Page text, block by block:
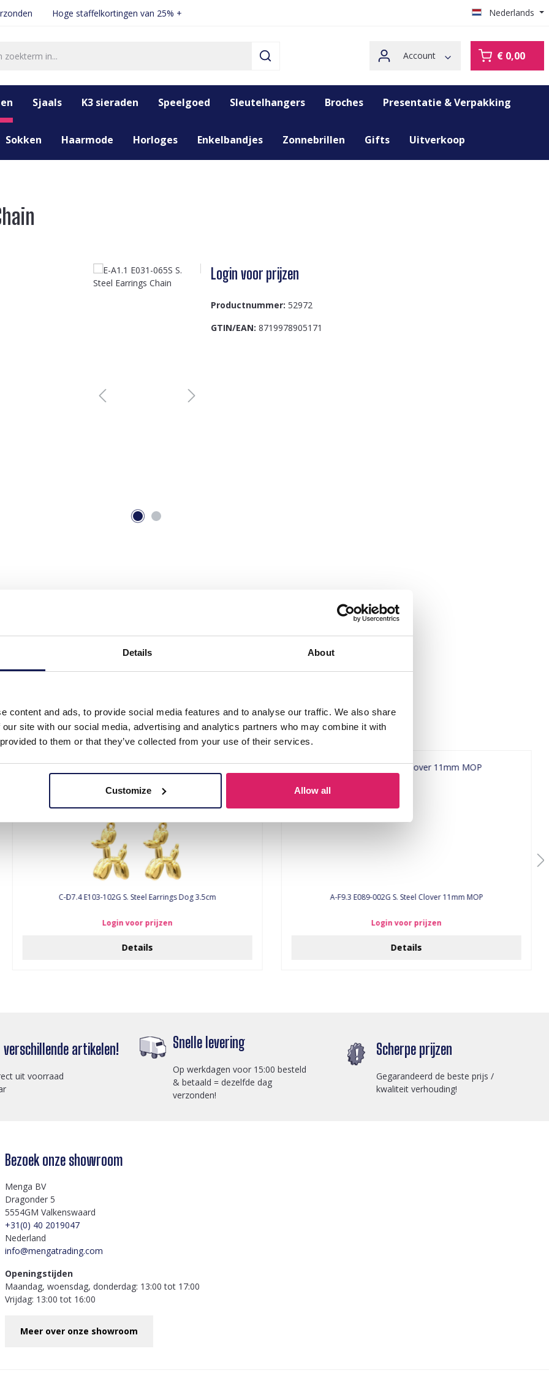
Details About
content and ads, to provide social media features and to analyse our traffic. We also share
site with our social media, advertising and analytics partners who may combine it with
to them or that they’ve collected from your use of their services.
Customize Allow all
Hoge staffelkortingen van 25% + Nederlands
Account € 0,00
Sjaals K3 sieraden Speelgoed Sleutelhangers Broches Presentatie & Verpakking
Sokken Haarmode Horloges Enkelbandjes Zonnebrillen Gifts Uitverkoop
Login voor prijzen
Productnummer: 52972
GTIN/EAN: 8719978905171
C-D7.4 E103-102G S. Steel Earrings Dog 3.5cm
Login voor prijzen
Details
A-F9.3 E089-002G S. Steel Clover 11mm MOP
Login voor prijzen
Details
verschillende artikelen!
uit voorraad
Snelle levering
Op werkdagen voor 15:00 besteld
& betaald = dezelfde dag
verzonden!
Scherpe prijzen
Gegarandeerd de beste prijs /
kwaliteit verhouding!
Bezoek onze showroom
Menga BV
Dragonder 5
5554GM Valkenswaard
+31(0) 40 2019047
Nederland
info@mengatrading.com
Openingstijden
Maandag, woensdag, donderdag: 13:00 tot 17:00
Vrijdag: 13:00 tot 16:00
Meer over onze showroom